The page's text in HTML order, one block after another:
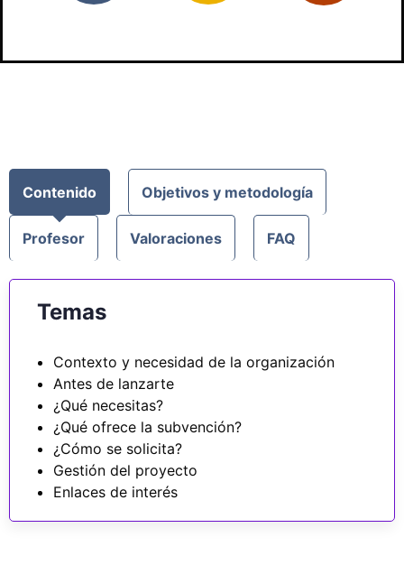
Contenido Objetivos y metodología
Profesor Valoraciones FAQ
Temas
Contexto y necesidad de la organización
Antes de lanzarte
¿Qué necesitas?
¿Qué ofrece la subvención?
¿Cómo se solicita?
Gestión del proyecto
Enlaces de interés